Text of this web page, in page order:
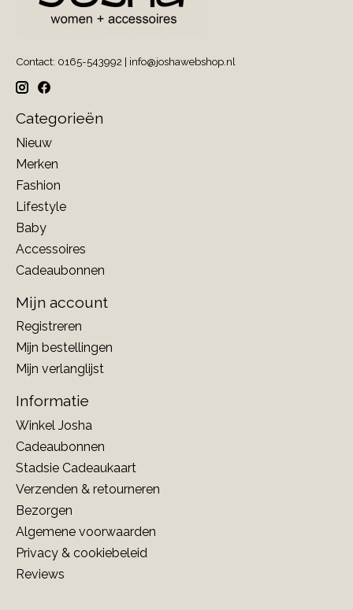
Contact: 0165-543992 | info@joshawebshop.nl
Categorieën
Nieuw
Merken
Fashion
Lifestyle
Baby
Accessoires
Cadeaubonnen
Mijn account
Registreren
Mijn bestellingen
Mijn verlanglijst
Informatie
Winkel Josha
Cadeaubonnen
Stadsie Cadeaukaart
Verzenden & retourneren
Bezorgen
Algemene voorwaarden
Privacy & cookiebeleid
Reviews